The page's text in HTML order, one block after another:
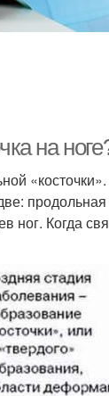
на
ног. Когда